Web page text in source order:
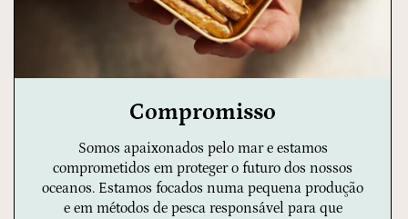
Compromisso
Somos apaixonados pelo mar e estamos
comprometidos em proteger o futuro dos nossos
oceanos. Estamos focados numa pequena produção
e em métodos de pesca responsável para que